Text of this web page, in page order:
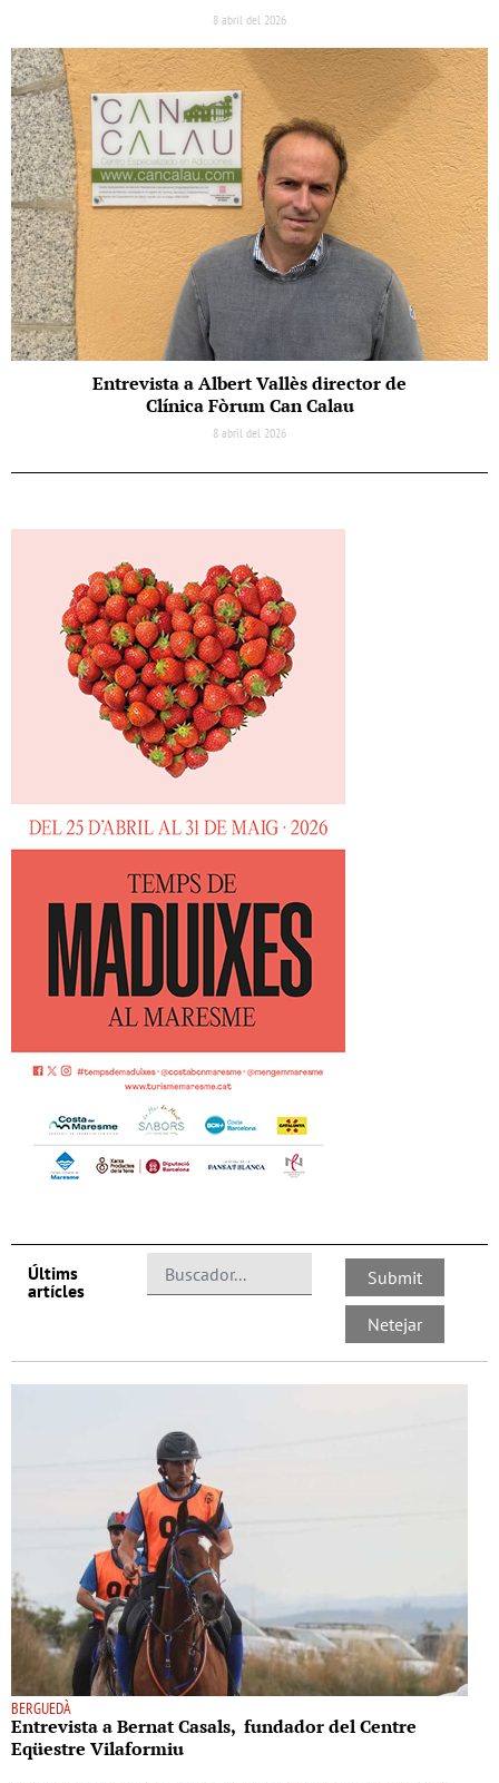
8 abril del 2026
Entrevista a Albert Vallès director de
Clínica Fòrum Can Calau
8 abril del 2026
Últims
artícles
BERGUEDÀ
Entrevista a Bernat Casals, fundador del Centre
Eqüestre Vilaformiu